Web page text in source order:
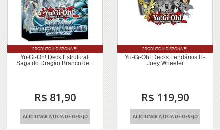
Yu-Gi-Oh! Deck Estrutural:
Saga do Dragão Branco de...
R$ 81,90
PRODUTO INDISPONÍVEL
ADICIONAR A LISTA DE DESEJO
Yu-Gi-Oh! Decks Lendários II -
Joey Wheeler
R$ 119,90
PRODUTO INDISPONÍVEL
ADICIONAR A LISTA DE DESEJO